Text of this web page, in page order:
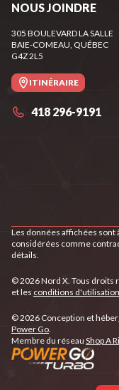
NOUS JOINDRE
305 BOULEVARD LA SALLE
BAIE-COMEAU, QUÉBEC
G4Z 2L5
ITINÉRAIRE
418 296-9191
Les données affichées
considérées comme
détails.
© 2026 Nord X. Tous droits
et les conditions d'utilisation
© 2026 Conception et
Power Go.
Membre du réseau Shop A